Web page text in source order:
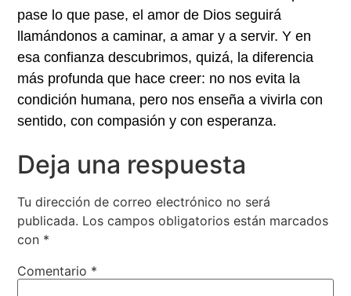
pase lo que pase, el amor de Dios seguirá
llamándonos a caminar, a amar y a servir. Y en
esa confianza descubrimos, quizá, la diferencia
más profunda que hace creer: no nos evita la
condición humana, pero nos enseña a vivirla con
sentido, con compasión y con esperanza.
Deja una respuesta
Tu dirección de correo electrónico no será
publicada. Los campos obligatorios están marcados
con *
Comentario *